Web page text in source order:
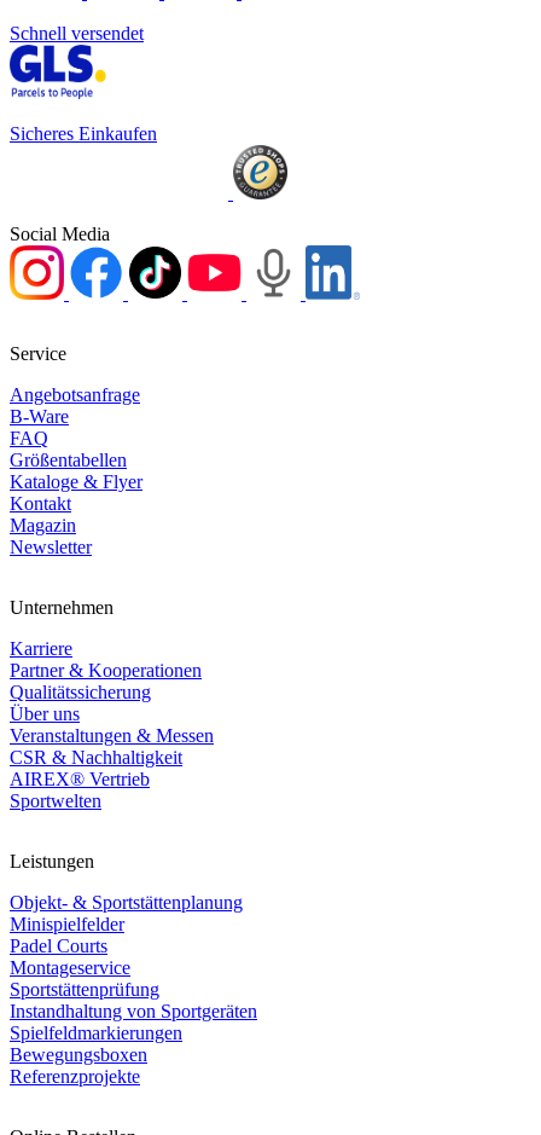
Schnell versendet
Sicheres Einkaufen
Social Media
Service
Angebotsanfrage
B-Ware
FAQ
Größentabellen
Kataloge & Flyer
Kontakt
Magazin
Newsletter
Unternehmen
Karriere
Partner & Kooperationen
Qualitätssicherung
Über uns
Veranstaltungen & Messen
CSR & Nachhaltigkeit
AIREX® Vertrieb
Sportwelten
Leistungen
Objekt- & Sportstättenplanung
Minispielfelder
Padel Courts
Montageservice
Sportstättenprüfung
Instandhaltung von Sportgeräten
Spielfeldmarkierungen
Bewegungsboxen
Referenzprojekte